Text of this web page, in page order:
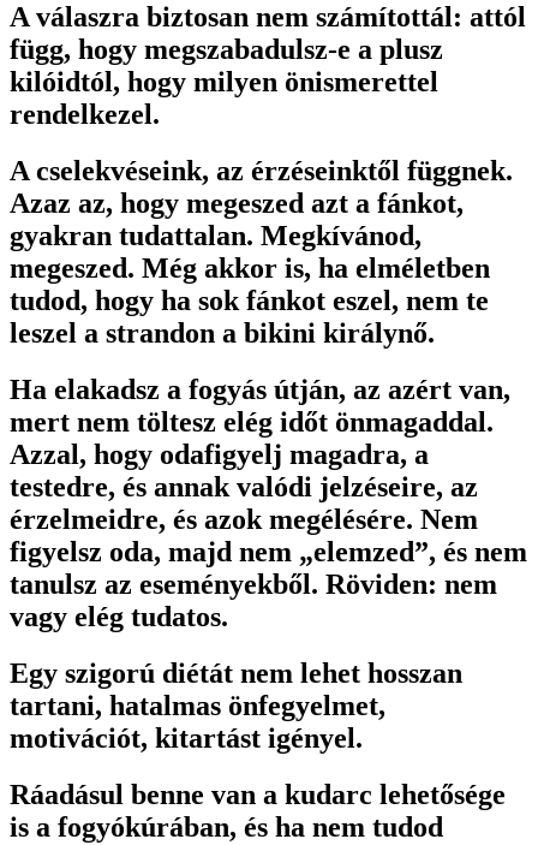
A válaszra biztosan nem számítottál: attól
függ, hogy megszabadulsz-e a plusz
kilóidtól, hogy milyen önismerettel
rendelkezel.
A cselekvéseink, az érzéseinktől függnek.
Azaz az, hogy megeszed azt a fánkot,
gyakran tudattalan. Megkívánod,
megeszed. Még akkor is, ha elméletben
tudod, hogy ha sok fánkot eszel, nem te
leszel a strandon a bikini királynő.
Ha elakadsz a fogyás útján, az azért van,
mert nem töltesz elég időt önmagaddal.
Azzal, hogy odafigyelj magadra, a
testedre, és annak valódi jelzéseire, az
érzelmeidre, és azok megélésére. Nem
figyelsz oda, majd nem „elemzed”, és nem
tanulsz az eseményekből. Röviden: nem
vagy elég tudatos.
Egy szigorú diétát nem lehet hosszan
tartani, hatalmas önfegyelmet,
motivációt, kitartást igényel.
Ráadásul benne van a kudarc lehetősége
is a fogyókúrában, és ha nem tudod